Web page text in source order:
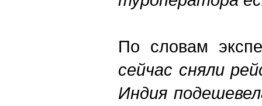
По словам
сейчас сняли
Индия